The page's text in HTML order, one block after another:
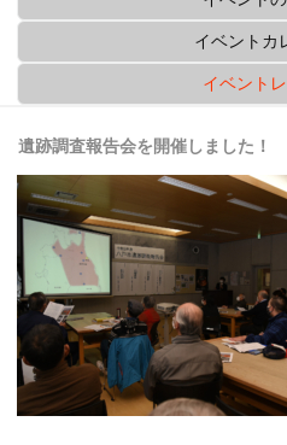
イベントカ
イベント
遺跡調査報告会を開催しました！